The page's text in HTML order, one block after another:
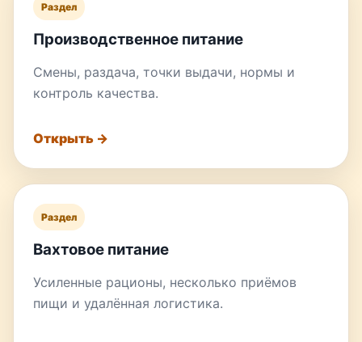
Раздел
Производственное питание
Смены, раздача, точки выдачи, нормы и
контроль качества.
Открыть →
Раздел
Вахтовое питание
Усиленные рационы, несколько приёмов
пищи и удалённая логистика.